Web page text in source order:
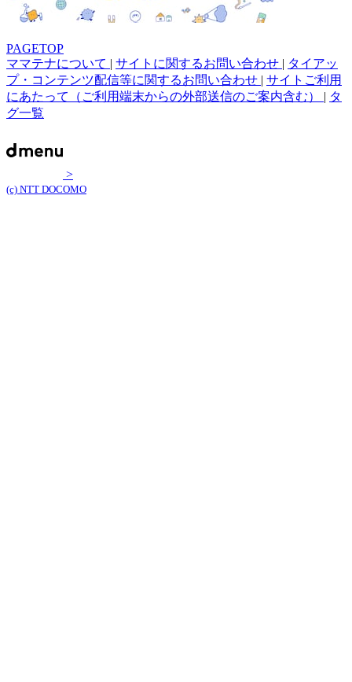
PAGETOP
ママテナについて | サイトに関するお問い合わせ | タイアッ
プ・コンテンツ配信等に関するお問い合わせ | サイトご利用
にあたって（ご利用端末からの外部送信のご案内含む） | タ
グ一覧
>
(c) NTT DOCOMO